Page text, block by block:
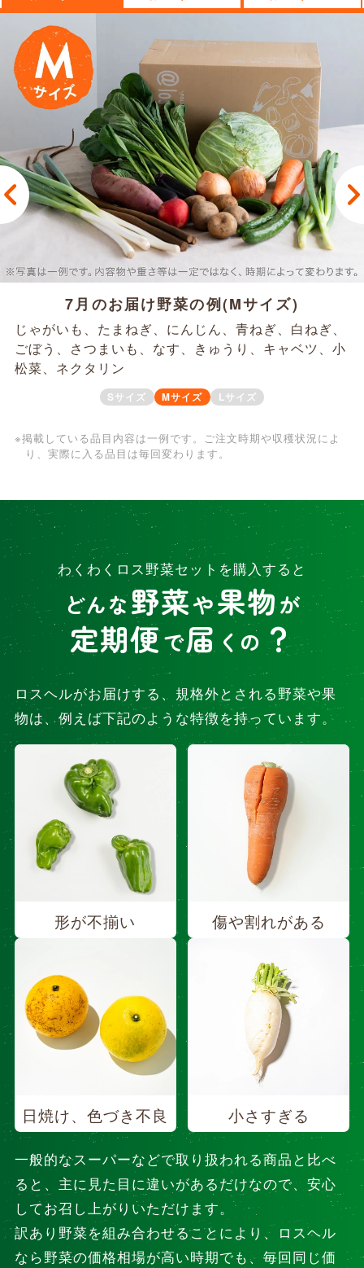
7月のお届け野菜の例(Mサイズ)
じゃがいも、たまねぎ、にんじん、青ねぎ、白ねぎ、
ごぼう、さつまいも、なす、きゅうり、キャベツ、小
松菜、ネクタリン
※掲載している品目内容は一例です。ご注文時期や収穫状況によ
り、実際に入る品目は毎回変わります。
わくわくロス野菜セットを購入すると
どんな野菜や果物が
定期便で届 くの ？
ロスヘルがお届けする、規格外とされる野菜や果
物は、例えば下記のような特徴を持っています。
形が不揃い 傷や割れがある
日焼け、色づき不良 小さすぎる
一般的なスーパーなどで取り扱われる商品と比べ
ると、主に見た目に違いがあるだけなので、安心
してお召し上がりいただけます。
訳あり野菜を組み合わせることにより、ロスヘル
なら野菜の価格相場が高い時期でも、毎回同じ価